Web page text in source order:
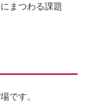
まつわる課題
です。